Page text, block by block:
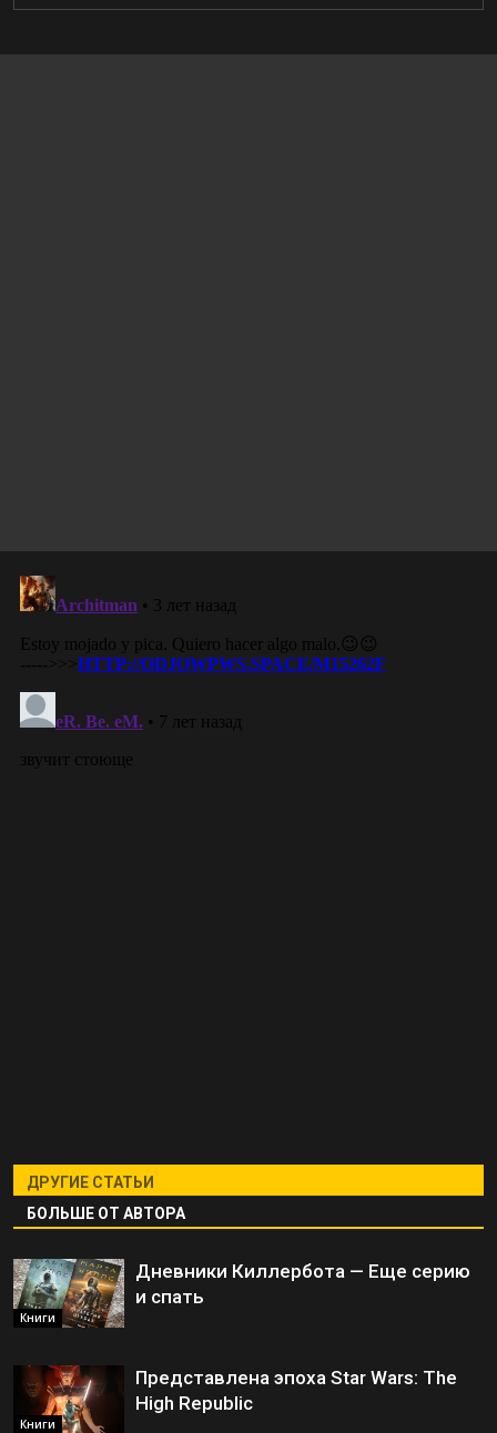
ДРУГИЕ СТАТЬИ
БОЛЬШЕ ОТ АВТОРА
Книги
Дневники Киллербота — Еще серию
и спать
Книги
Представлена эпоха Star Wars: The
High Republic